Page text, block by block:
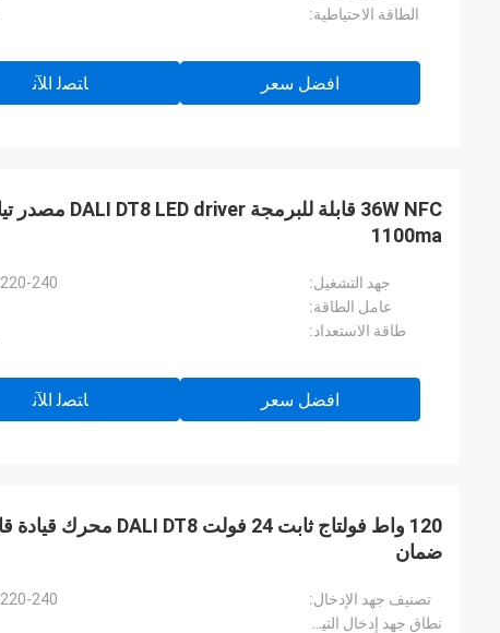
الطاقة الاحتياطية:
افضل سعر ﺎﺘﺼﻟ ﺍﻶﻧ
1100ma
جهد التشغيل:
220-240 فولت تيار متردد، 50 هرتز / 60 هرتز
عامل الطاقة:
طاقة الاستعداد:
افضل سعر ﺎﺘﺼﻟ ﺍﻶﻧ
ضمان
تصنيف جهد الإدخال:
220-240 فولت تيار متردد، 50 هرتز / 60 هرتز
نطاق جهد إدخال التيار المستمر: